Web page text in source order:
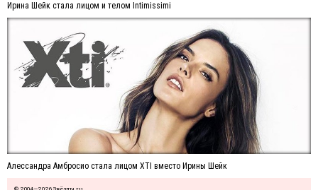
Ирина Шейк стала лицом и телом Intimissimi
Алессандра Амбросио стала лицом XTI вместо Ирины Шейк